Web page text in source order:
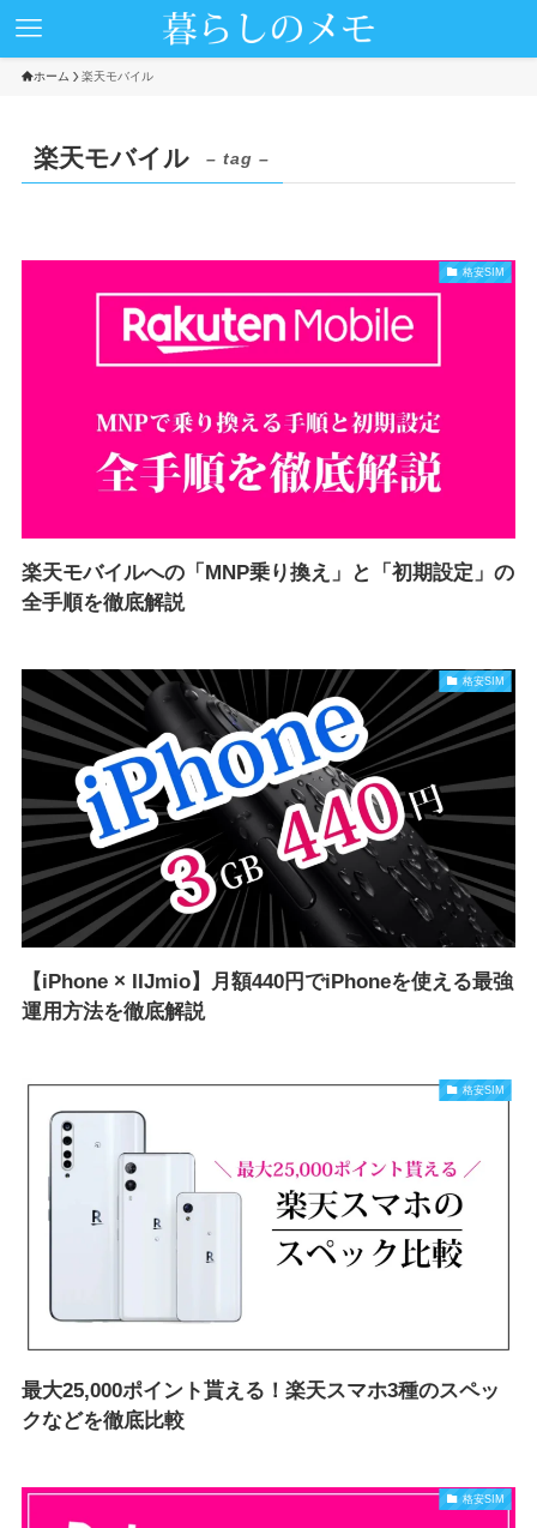
ホーム 楽天モバイル
楽天モバイル – tag –
格安SIM
楽天モバイルへの「MNP乗り換え」と「初期設定」の
全手順を徹底解説
格安SIM
【iPhone × IIJmio】月額440円でiPhoneを使える最強
運用方法を徹底解説
格安SIM
最大25,000ポイント貰える！楽天スマホ3種のスペッ
クなどを徹底比較
格安SIM